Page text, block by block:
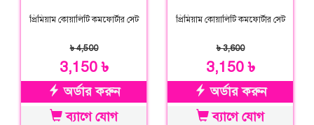
প্রিমিয়াম কোয়ালিটি কমফোর্টার সেট
৳ 4,500
3,150 ৳
অর্ডার করুন
ব্যাগে যোগ
প্রিমিয়াম কোয়ালিটি কমফোর্টার সেট
৳ 3,600
3,150 ৳
অর্ডার করুন
ব্যাগে যোগ